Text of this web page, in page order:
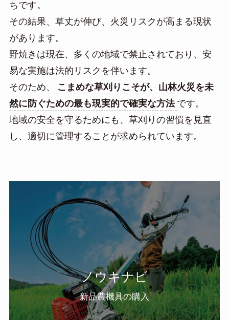
ちです。
その結果、草丈が伸び、火災リスクが高まる現状
があります。
野焼きは現在、多くの地域で禁止されており、安
易な実施は法的リスクを伴います。
そのため、
こまめな草刈りこそが、山林火災を未
然に防ぐための最も現実的で確実な方法 です。
地域の安全を守るためにも、草刈りの習慣を見直
し、適切に管理することが求められています。
ノウキナビ
新品農機具の購入